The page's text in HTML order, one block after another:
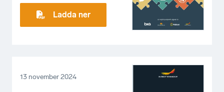
Ladda ner
13 november 2024